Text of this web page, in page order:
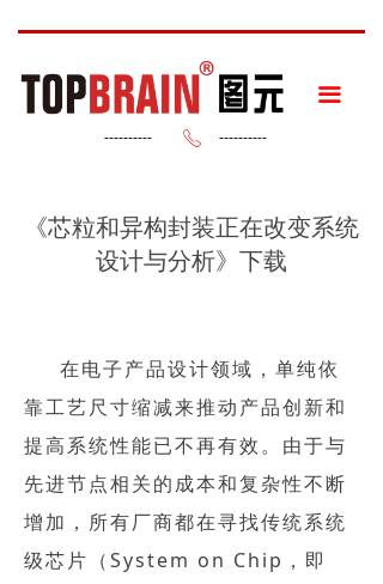
ꂅ
---------- ----------
끀
《芯粒和异构封装正在改变系统
设计与分析》下载
在电子产品设计领域，单纯依
靠工艺尺寸缩减来推动产品创新和
提高系统性能已不再有效。由于与
先进节点相关的成本和复杂性不断
增加，所有厂商都在寻找传统系统
级芯片（System on Chip，即